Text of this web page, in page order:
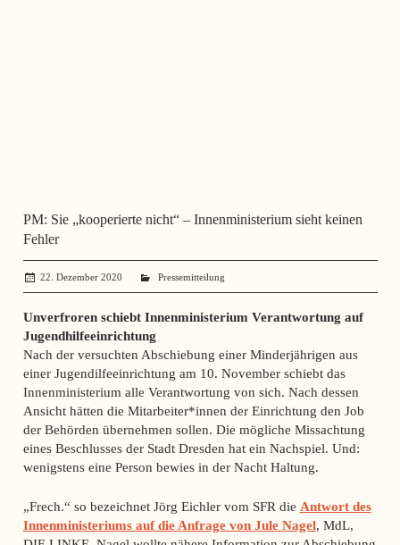
PM: Sie „kooperierte nicht“ – Innenministerium sieht keinen
Fehler
22. Dezember 2020 administrator
Pressemitteilung
Unverfroren schiebt Innenministerium Verantwortung auf
Jugendhilfeeinrichtung
Nach der versuchten Abschiebung einer Minderjährigen aus
einer Jugendilfeeinrichtung am 10. November schiebt das
Innenministerium alle Verantwortung von sich. Nach dessen
Ansicht hätten die Mitarbeiter*innen der Einrichtung den Job
der Behörden übernehmen sollen. Die mögliche Missachtung
eines Beschlusses der Stadt Dresden hat ein Nachspiel. Und:
wenigstens eine Person bewies in der Nacht Haltung.
„Frech.“ so bezeichnet Jörg Eichler vom SFR die Antwort des
Innenministeriums auf die Anfrage von Jule Nagel, MdL,